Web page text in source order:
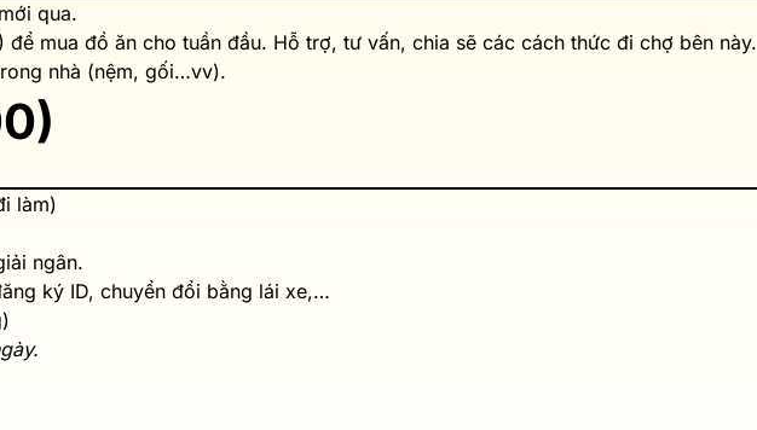
qua.
để mua đồ ăn cho tuần đầu. Hỗ trợ, tư vấn, chia sẽ các cách thức đi chợ bên này.
nhà (nệm, gối…vv).
làm)
ngân.
ký ID, chuyển đổi bằng lái xe,…